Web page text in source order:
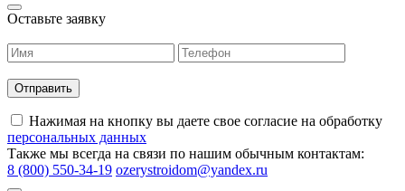
Оставьте заявку
Нажимая на кнопку вы даете свое согласие на обработку
персональных данных
Также мы всегда на связи по нашим обычным контактам:
8 (800) 550-34-19 ozerystroidom@yandex.ru